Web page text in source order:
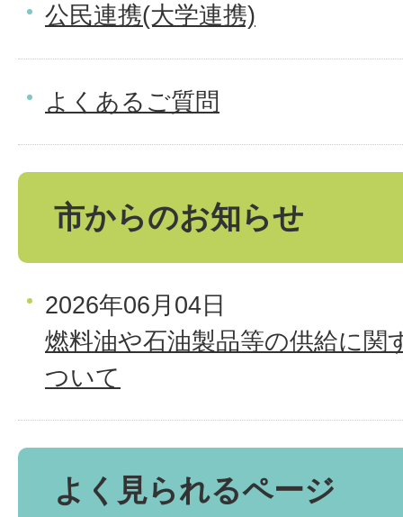
公民連携(大学連携)
よくあるご質問
市からのお知らせ
2026年06月04日
燃料油や石油製品等の供給に関
ついて
よく見られるページ